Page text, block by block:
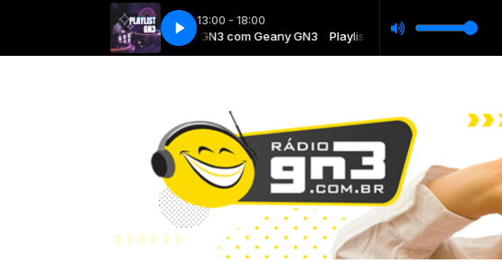
13:00 - 18:00
Playlist GN3 com Geany GN3 Playlist GN3 com Geany GN3